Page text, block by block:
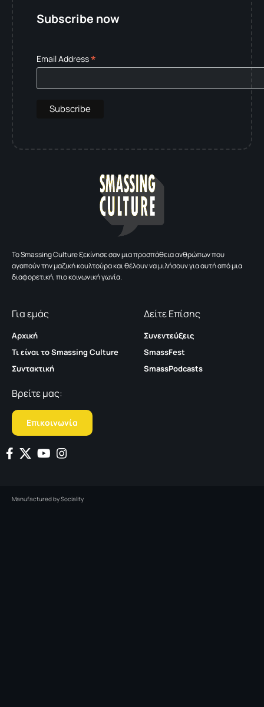
Subscribe now
Email Address*
To Smassing Culture ξεκίνησε σαν μια προσπάθεια ανθρώπων που
αγαπούν την μαζική κουλτούρα και θέλουν να μιλήσουν για αυτή από μια
διαφορετική, πιο κοινωνική γωνία.
Για εμάς
Αρχική
Τι είναι το Smassing Culture
Συντακτική
Δείτε Επίσης
Συνεντεύξεις
SmassFest
SmassPodcasts
Βρείτε μας:
Επικοινωνία
Manufactured bySociality